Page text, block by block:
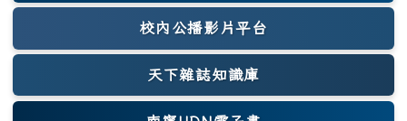
校內公播影片平台
天下雜誌知識庫
(另開新視窗)